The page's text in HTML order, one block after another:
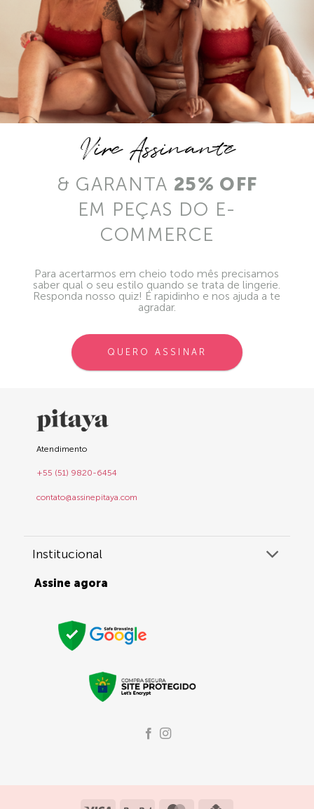
Vire Assinante
& GARANTA 25% OFF
EM PEÇAS DO E-
COMMERCE
Para acertarmos em cheio todo mês precisamos
saber qual o seu estilo quando se trata de lingerie.
Responda nosso quiz! É rapidinho e nos ajuda a te
agradar.
QUERO ASSINAR
Atendimento
+55 (51) 9820-6454
contato@assinepitaya.com
Institucional
Assine agora